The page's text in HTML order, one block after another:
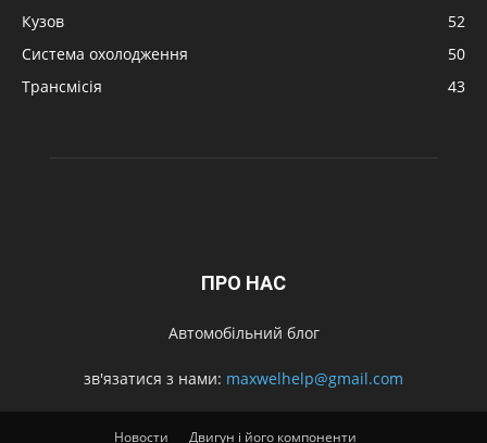
Кузов
52
Система охолодження
50
Трансмісія
43
ПРО НАС
Автомобільний блог
зв'язатися з нами: maxwelhelp@gmail.com
Новости Двигун і його компоненти